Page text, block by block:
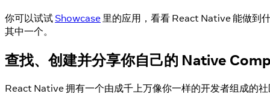
你可以试试 Showcase 里的应用，看看 React Native 能做到
其中一个。
查找、创建并分享你自己的 Native
React Native 拥有一个由成千上万像你一样的开发者组成